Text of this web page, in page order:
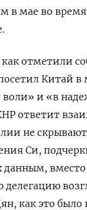
в мае во
отметили
Китай в
воли» и «в
ответит
не
Си,
вместо
как это